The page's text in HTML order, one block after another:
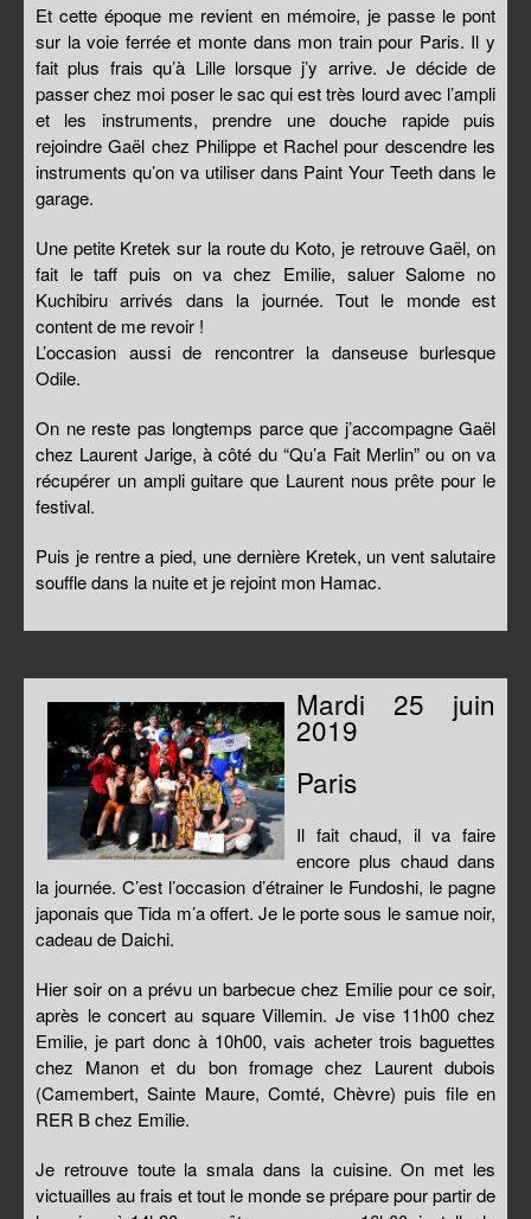
Et cette époque me revient en mémoire, je passe le pont
sur la voie ferrée et monte dans mon train pour Paris. Il y
fait plus frais qu’à Lille lorsque j’y arrive. Je décide de
passer chez moi poser le sac qui est très lourd avec l’ampli
et les instruments, prendre une douche rapide puis
rejoindre Gaël chez Philippe et Rachel pour descendre les
instruments qu’on va utiliser dans Paint Your Teeth dans le
garage.
Une petite Kretek sur la route du Koto, je retrouve Gaël, on
fait le taff puis on va chez Emilie, saluer Salome no
Kuchibiru arrivés dans la journée. Tout le monde est
content de me revoir !
L’occasion aussi de rencontrer la danseuse burlesque
Odile.
On ne reste pas longtemps parce que j’accompagne Gaël
chez Laurent Jarige, à côté du “Qu’a Fait Merlin” ou on va
récupérer un ampli guitare que Laurent nous prête pour le
festival.
Puis je rentre a pied, une dernière Kretek, un vent salutaire
souffle dans la nuite et je rejoint mon Hamac.
Mardi 25 juin
2019
Paris
Il fait chaud, il va faire
encore plus chaud dans
la journée. C’est l’occasion d’étrainer le Fundoshi, le pagne
japonais que Tida m’a offert. Je le porte sous le samue noir,
cadeau de Daichi.
Hier soir on a prévu un barbecue chez Emilie pour ce soir,
après le concert au square Villemin. Je vise 11h00 chez
Emilie, je part donc à 10h00, vais acheter trois baguettes
chez Manon et du bon fromage chez Laurent dubois
(Camembert, Sainte Maure, Comté, Chèvre) puis file en
RER B chez Emilie.
Je retrouve toute la smala dans la cuisine. On met les
victuailles au frais et tout le monde se prépare pour partir de